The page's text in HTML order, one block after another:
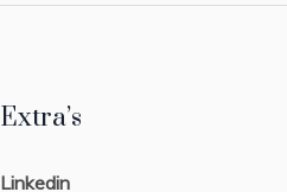
Extra’s
Linkedin